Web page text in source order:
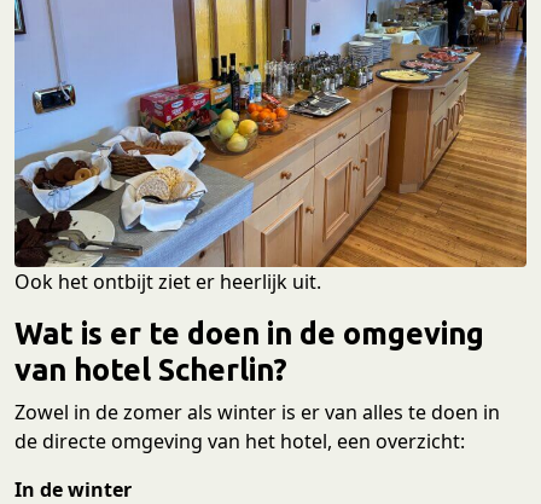
Ook het ontbijt ziet er heerlijk uit.
Wat is er te doen in de omgeving
van hotel Scherlin?
Zowel in de zomer als winter is er van alles te doen in
de directe omgeving van het hotel, een overzicht:
In de winter